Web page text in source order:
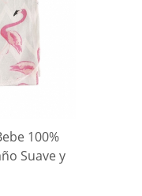
100%
Suave y
Wrap